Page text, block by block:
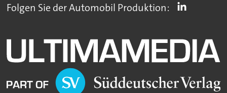
Folgen Sie der Automobil Produktion: